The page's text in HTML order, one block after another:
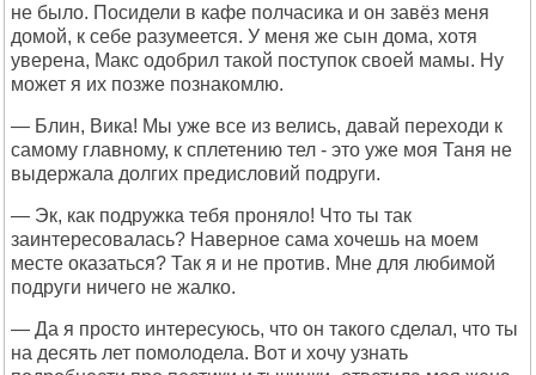
не было. Посидели в кафе полчасика и он завёз меня
домой, к себе разумеется. У меня же сын дома, хотя
уверена, Макс одобрил такой поступок своей мамы. Ну
может я их позже познакомлю.
— Блин, Вика! Мы уже все из велись, давай переходи к
самому главному, к сплетению тел - это уже моя Таня не
выдержала долгих предисловий подруги.
— Эк, как подружка тебя проняло! Что ты так
заинтересовалась? Наверное сама хочешь на моем
месте оказаться? Так я и не против. Мне для любимой
подруги ничего не жалко.
— Да я просто интересуюсь, что он такого сделал, что ты
на десять лет помолодела. Вот и хочу узнать